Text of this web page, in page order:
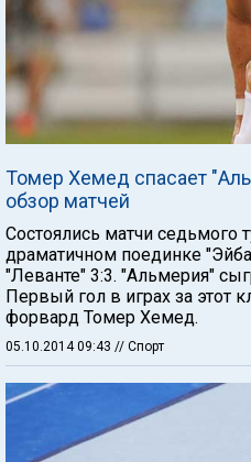
Томер Хемед спасает
обзор матчей
Состоялись матчи седьмого
драматичном поединке
"Леванте" 3:3. "Альмерия"
Первый гол в играх за этот
форвард Томер Хемед.
05.10.2014 09:43 // Спорт